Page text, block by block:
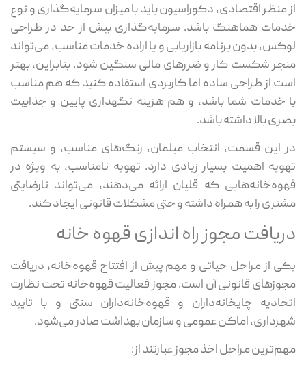
از منظر اقتصادی، دکوراسیون باید با میزان سرمایه‌گذاری و نوع
خدمات هماهنگ باشد. سرمایه‌گذاری بیش از حد در طراحی
لوکس، بدون برنامه بازاریابی و یا اراده خدمات مناسب، می‌تواند
منجر شکست کار و ضررهای مالی سنگین شود. بنابراین، بهتر
است از طراحی ساده اما کاربردی استفاده کنید که هم مناسب
با خدمات شما باشد، و هم هزینه نگهداری پایین و جذابیت
بصری بالا داشته باشد.
در این قسمت، انتخاب مبلمان، رنگ‌های مناسب، و سیستم
تهویه اهمیت بسیار زیادی دارد. تهویه نامناسب، به ویژه در
قهوه‌خانه‌هایی که قلیان ارائه می‌دهند، می‌تواند نارضایتی
مشتری را به همراه داشته و حتی مشکلات قانونی ایجاد کند.
دریافت مجوز راه اندازی قهوه خانه
یکی از مراحل حیاتی و مهم پیش از افتتاح قهوه‌خانه، دریافت
مجوزهای قانونی آن است. مجوز فعالیت قهوه‌خانه تحت نظارت
اتحادیه چایخانه‌داران و قهوه‌خانه‌داران سنتی و با تایید
شهرداری، اماکن عمومی و سازمان بهداشت صادر می‌شود.
مهم‌ترین مراحل اخذ مجوز عبارتند از: